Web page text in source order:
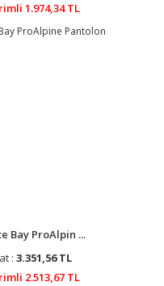
1.974,34 TL
Bay ProAlpin ...
: 3.351,56 TL
2.513,67 TL